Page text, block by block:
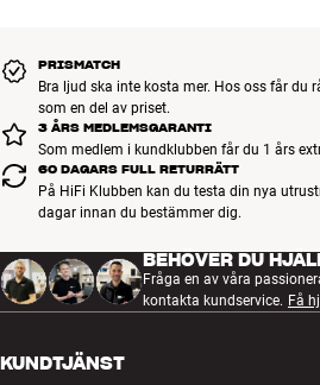
PRISMATCH
Bra ljud ska inte kosta mer. Hos oss får du
som en del av priset.
3 ÅRS MEDLEMSGARANTI
Som medlem i kundklubben får du 1 års
60 DAGARS FULL RETURRÄTT
På HiFi Klubben kan du testa din nya
dagar innan du bestämmer dig.
BEHÖVER DU
Fråga en av våra
kontakta kundservice. Få
KUNDTJÄNST